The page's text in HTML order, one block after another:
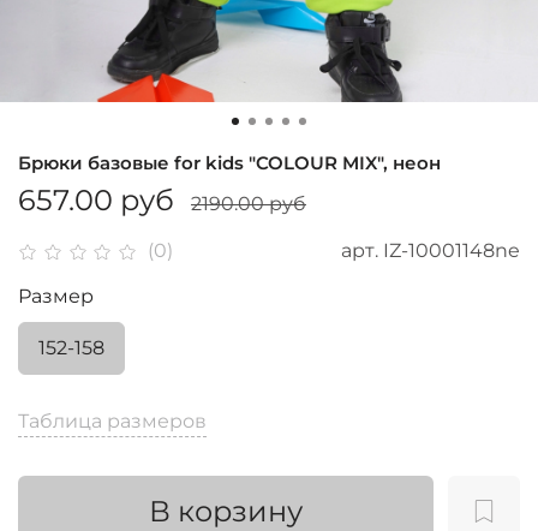
(0) арт. IZ-10001148ne
Брюки базовые for kids "COLOUR MIX", неон
657.00 руб 2190.00 руб
Таблица размеров
В корзину
Размер
152-158